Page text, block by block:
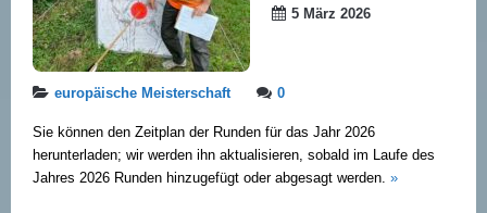
5 März 2026
europäische Meisterschaft 0
Sie können den Zeitplan der Runden für das Jahr 2026
herunterladen; wir werden ihn aktualisieren, sobald im Laufe des
Jahres 2026 Runden hinzugefügt oder abgesagt werden. »